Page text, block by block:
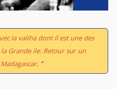
la valiha dont il est une des
Grande ile. Retour sur un
. ”